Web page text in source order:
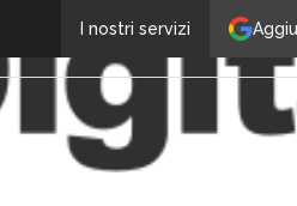
I nostri servizi